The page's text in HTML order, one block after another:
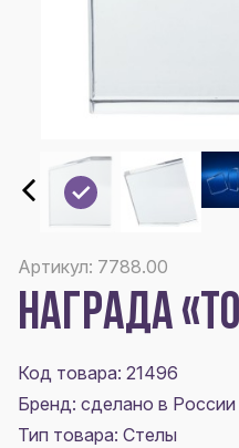
Артикул: 7788.00
НАГРАДА
Код товара: 21496
Бренд: сделано в России
Тип товара: Стелы